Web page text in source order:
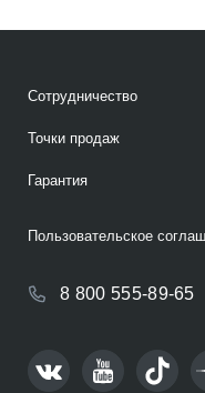
Сотрудничество
Точки продаж
Гарантия
8 800 555-89-65
Пользовательское